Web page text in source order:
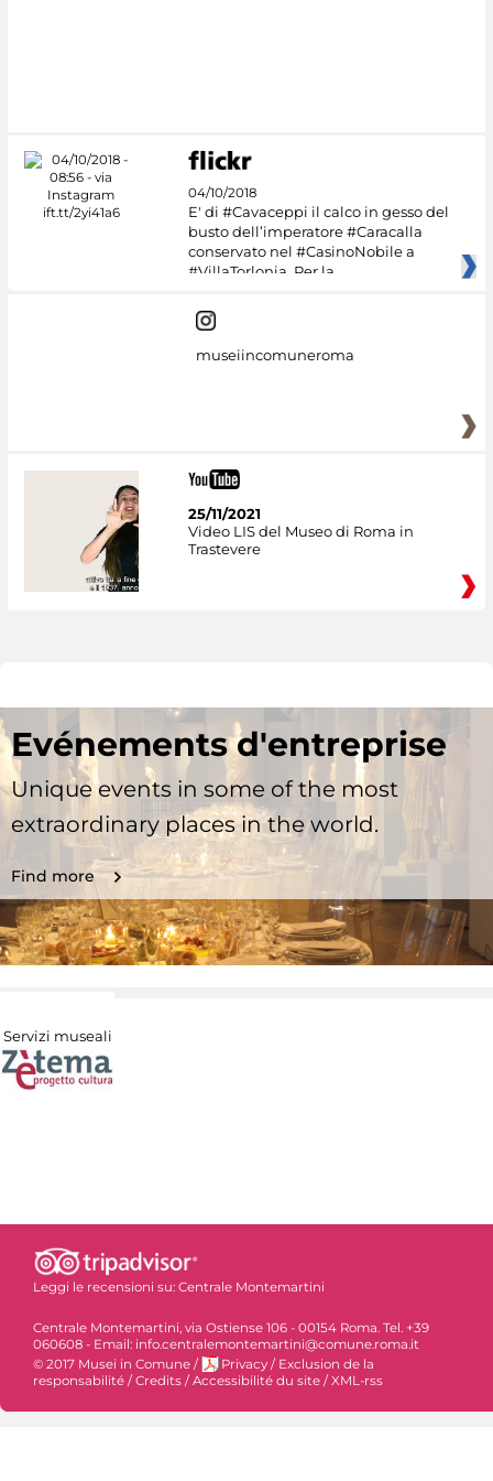
04/10/2018
E' di #Cavaceppi il calco in gesso del
busto dell’imperatore #Caracalla
conservato nel #CasinoNobile a
#VillaTorlonia. Per la
museiincomuneroma
25/11/2021
Video LIS del Museo di Roma in
Trastevere
Evénements d'entreprise
Unique events in some of the most
extraordinary places in the world.
Find more
Servizi museali
Leggi le recensioni su: Centrale Montemartini
Centrale Montemartini, via Ostiense 106 - 00154 Roma. Tel. +39
060608 - Email: info.centralemontemartini@comune.roma.it
© 2017 Musei in Comune / Privacy / Exclusion de la
responsabilité / Credits / Accessibilité du site / XML-rss